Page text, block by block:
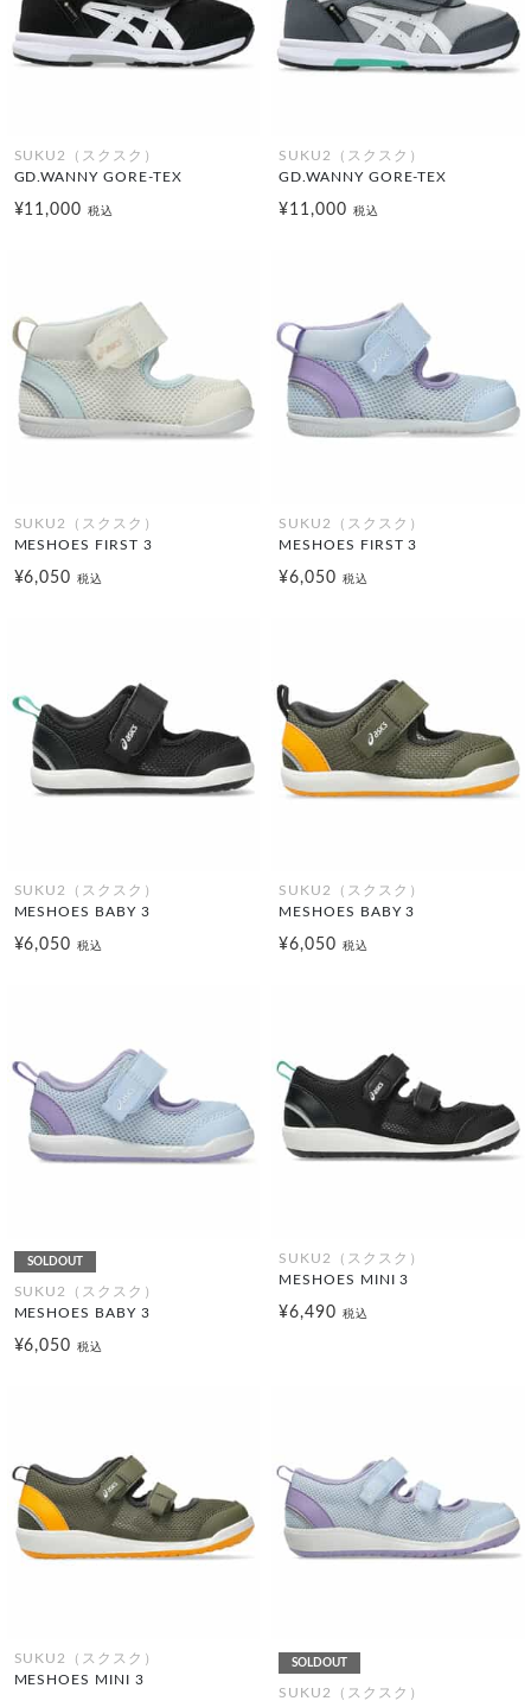
SUKU2（スクスク）
GD.WANNY GORE-TEX
¥11,000税込
SUKU2（スクスク）
GD.WANNY GORE-TEX
¥11,000 税込
SUKU2（スクスク）
MESHOES FIRST 3
¥6,050税込
SUKU2（スクスク）
MESHOES FIRST 3
¥6,050 税込
SUKU2（スクスク）
MESHOES BABY 3
¥6,050税込
SUKU2（スクスク）
MESHOES BABY 3
¥6,050 税込
SOLDOUT
SUKU2（スクスク）
MESHOES BABY 3
¥6,050税込
SUKU2（スクスク）
MESHOES MINI 3
¥6,490 税込
SUKU2（スクスク）
MESHOES MINI 3
SOLDOUT
SUKU2（スクスク）